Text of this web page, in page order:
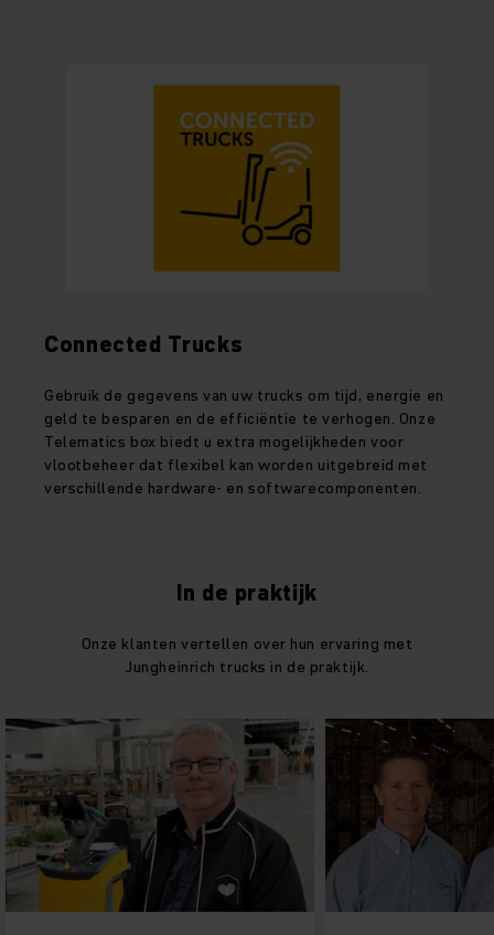
Connected Trucks
Gebruik de gegevens van uw trucks om tijd, energie en
geld te besparen en de efficiëntie te verhogen. Onze
Telematics box biedt u extra mogelijkheden voor
vlootbeheer dat flexibel kan worden uitgebreid met
verschillende hardware- en softwarecomponenten.
In de praktijk
Onze klanten vertellen over hun ervaring met
Jungheinrich trucks in de praktijk.